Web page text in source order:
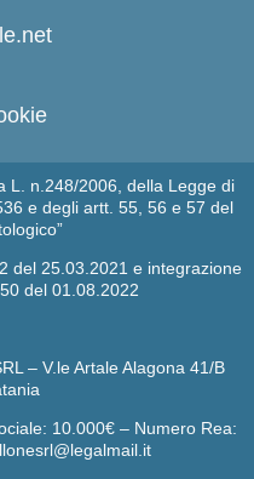
L. n.248/2006, della Legge di
e degli artt. 55, 56 e 57 del
del 25.03.2021 e integrazione
del 01.08.2022
– V.le Artale Alagona 41/B
10.000€ – Numero Rea: